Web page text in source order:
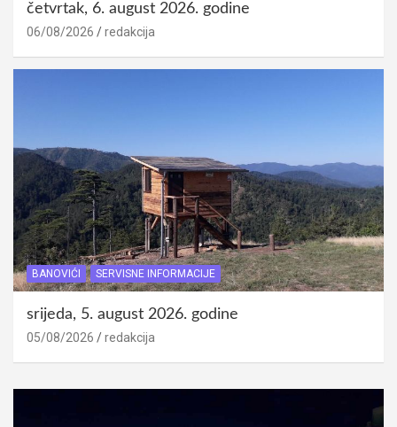
četvrtak, 6. august 2026. godine
06/08/2026 redakcija
BANOVIĆI SERVISNE INFORMACIJE
srijeda, 5. august 2026. godine
05/08/2026 redakcija